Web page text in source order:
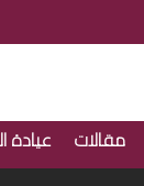
مقالات عيادة